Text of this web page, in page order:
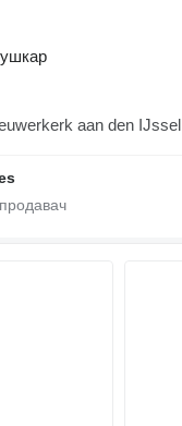
aan den IJssel